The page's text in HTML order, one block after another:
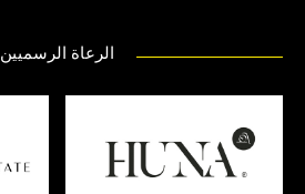
الرعاة الرسميين